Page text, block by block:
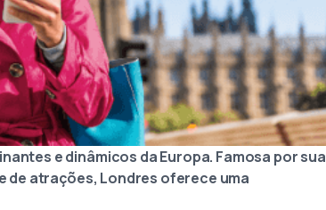
e dinâmicos da Europa. Famosa por sua
atrações, Londres oferece uma